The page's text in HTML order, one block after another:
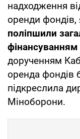
надходження
оренди
поліпшили
фінансуванням
дорученням
оренда фондів
підкреслила
Міноборони.